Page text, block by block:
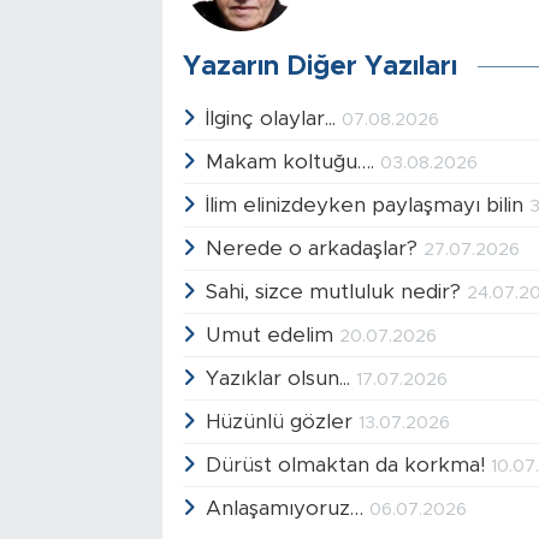
Yazarın Diğer Yazıları
İlginç olaylar... 07.08.2026
Makam koltuğu…. 03.08.2026
İlim elinizdeyken paylaşmayı bilin
Nerede o arkadaşlar? 27.07.2026
Sahi, sizce mutluluk nedir?
Umut edelim 20.07.2026
Yazıklar olsun... 17.07.2026
Hüzünlü gözler 13.07.2026
Dürüst olmaktan da korkma!
Anlaşamıyoruz… 06.07.2026